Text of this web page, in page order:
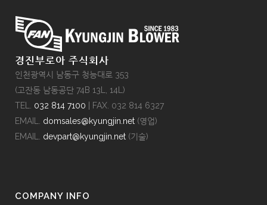
경진부로아 주식회사
인천광역시 남동구 청능대로 353
(고잔동 남동공단 74B 13L, 14L)
TEL. 032 814 7100 | FAX. 032 814 6327
EMAIL. domsales@kyungjin.net (영업)
EMAIL. devpart@kyungjin.net (기술)
COMPANY INFO